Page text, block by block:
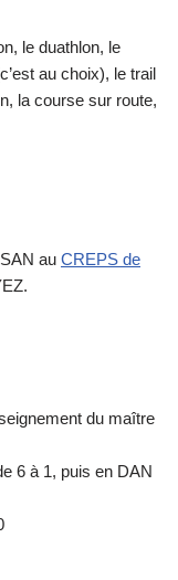
le duathlon, le
au choix), le trail
la course sur route,
au CREPS de
du maître
6 à 1, puis en DAN